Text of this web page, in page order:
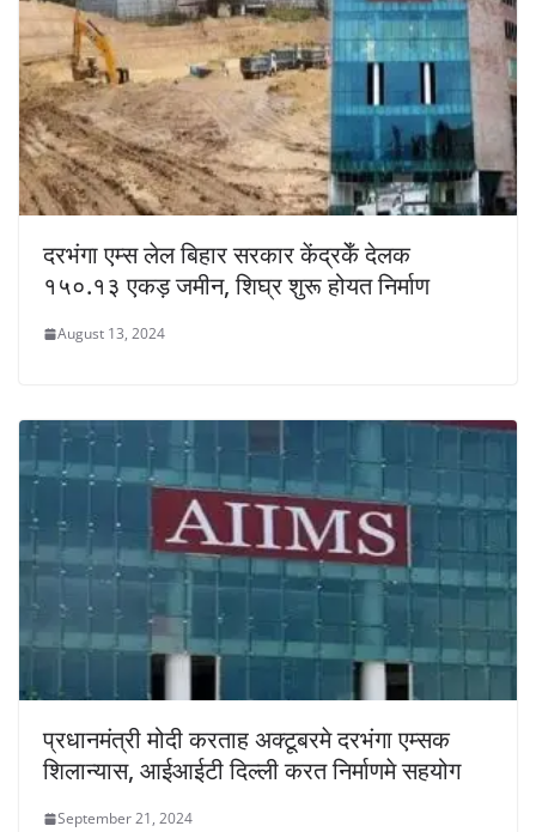
दरभंगा एम्स लेल बिहार सरकार केंद्रकेँ देलक
१५०.१३ एकड़ जमीन, शिघ्र शुरू होयत निर्माण
August 13, 2024
प्रधानमंत्री मोदी करताह अक्टूबरमे दरभंगा एम्सक
शिलान्यास, आईआईटी दिल्ली करत निर्माणमे सहयोग
September 21, 2024